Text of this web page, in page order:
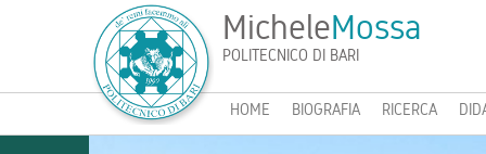
MicheleMossa
POLITECNICO DI BARI
HOME BIOGRAFIA RICERCA